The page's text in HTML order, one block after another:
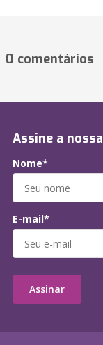
0 comentários
Assine a
Nome*
E-mail*
Assinar